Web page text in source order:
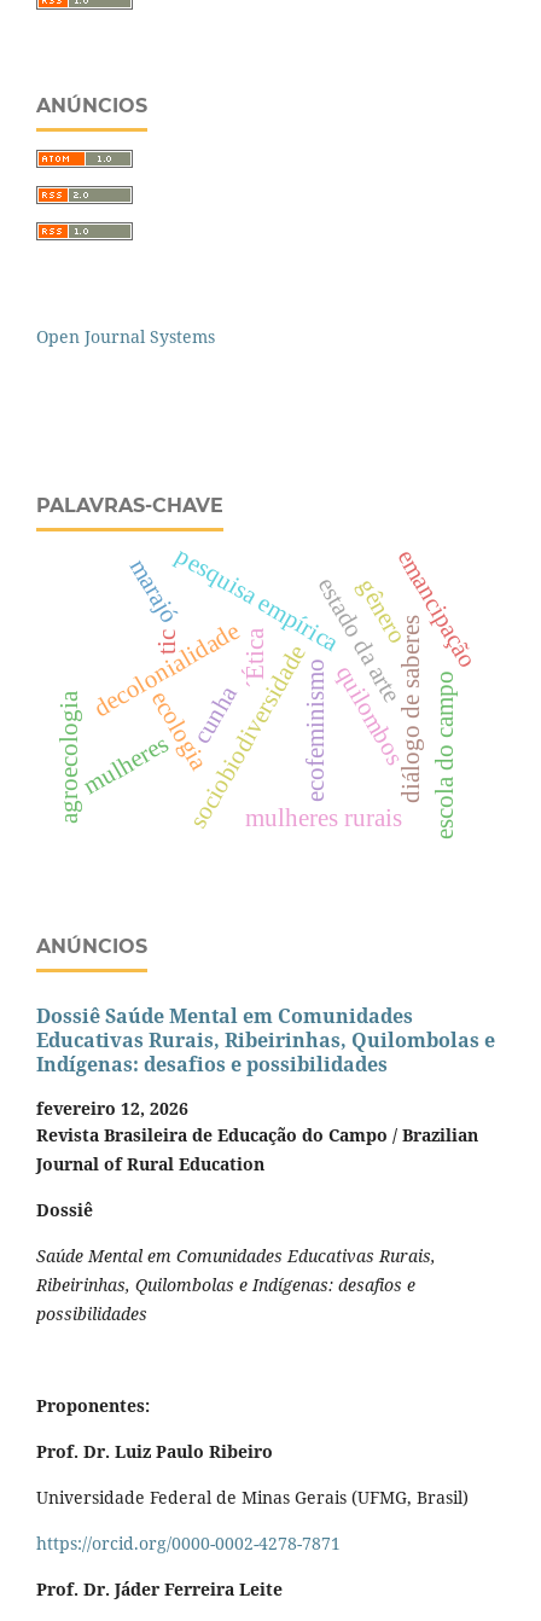
ANÚNCIOS
Open Journal Systems
PALAVRAS-CHAVE
decolonialidadesociobiodiversidade
pesquisa empírica
´Ética
ecologia
mulheres
estado da arte
ecofeminismo
agroecologia diálogo de saberes
emancipação
cunha
mulheres rurais escola do campo
quilombos
gênero
tic
marajó
ANÚNCIOS
Dossiê Saúde Mental em Comunidades
Educativas Rurais, Ribeirinhas, Quilombolas e
Indígenas: desafios e possibilidades
fevereiro 12, 2026
Revista Brasileira de Educação do Campo / Brazilian
Journal of Rural Education
Dossiê
Saúde Mental em Comunidades Educativas Rurais,
Ribeirinhas, Quilombolas e Indígenas: desafios e
possibilidades
Proponentes:
Prof. Dr. Luiz Paulo Ribeiro
Universidade Federal de Minas Gerais (UFMG, Brasil)
https://orcid.org/0000-0002-4278-7871
Prof. Dr. Jáder Ferreira Leite